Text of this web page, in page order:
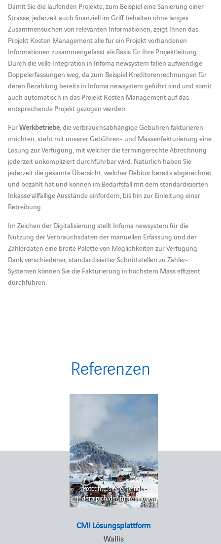
Damit Sie die laufenden Projekte, zum Beispiel eine Sanierung einer
Strasse, jederzeit auch finanziell im Griff behalten ohne langes
Zusammensuchen von relevanten Informationen, zeigt Ihnen das
Projekt Kosten Management alle für ein Projekt vorhandenen
Informationen zusammengefasst als Basis für Ihre Projektleitung.
Durch die volle Integration in Infoma newsystem fallen aufwendige
Doppelerfassungen weg, da zum Beispiel Kreditorenrechnungen für
deren Bezahlung bereits in Infoma newsystem geführt sind und somit
auch automatisch in das Projekt Kosten Management auf das
entsprechende Projekt gezogen werden.
FürWerkbetriebe, die verbrauchsabhängige Gebühren fakturieren
möchten, steht mit unserer Gebühren- und Massenfakturierung eine
Lösung zur Verfügung, mit welcher die termingerechte Abrechnung
jederzeit unkompliziert durchführbar wird. Natürlich haben Sie
jederzeit die gesamte Übersicht, welcher Debitor bereits abgerechnet
und bezahlt hat und können im Bedarfsfall mit dem standardisierten
Inkasso allfällige Ausstände einfordern, bis hin zur Einleitung einer
Betreibung.
Im Zeichen der Digitalisierung stellt Infoma newsystem für die
Nutzung der Verbrauchsdaten der manuellen Erfassung und der
Zählerdaten eine breite Palette von Möglichkeiten zur Verfügung.
Dank verschiedener, standardisierter Schnittstellen zu Zähler-
Systemen können Sie die Fakturierung in höchstem Mass effizient
durchführen.
Referenzen
Foto: https://gemeinde-
riederalp.ch/de/impressionen
CMI Lösungsplattform
Wallis